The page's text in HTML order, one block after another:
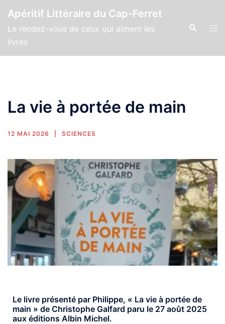
Apéritif Littéraire du Cap-Ferret
Le rendez-vous de ceux qui aiment les
livres
La vie à portée de main
12 MAI 2026 SCIENCES
Le livre présenté par Philippe, « La vie à portée de
main » de Christophe Galfard paru le 27 août 2025
aux éditions Albin Michel.